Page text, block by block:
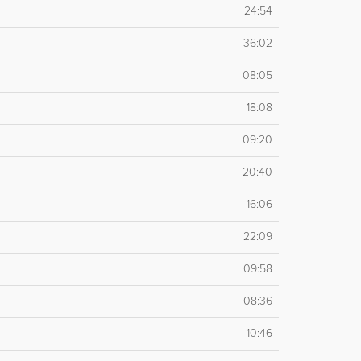
24:54
36:02
08:05
18:08
09:20
20:40
16:06
22:09
09:58
08:36
10:46